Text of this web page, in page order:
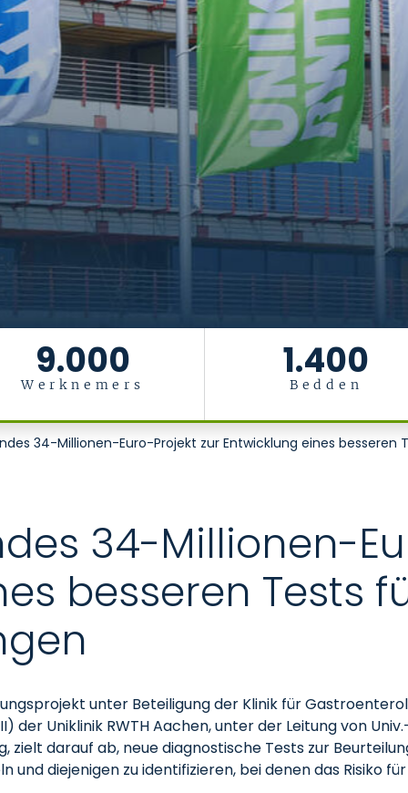
9.000
Werknemers
1.400
Bedden
34-Millionen-Euro-Projekt zur Entwicklung eines besseren
34-Millionen-
besseren Tests
unter Beteiligung der Klinik für
der Uniklinik RWTH Aachen, unter der Leitung von
zielt darauf ab, neue diagnostische Tests zur
und diejenigen zu identifizieren, bei denen das Risiko